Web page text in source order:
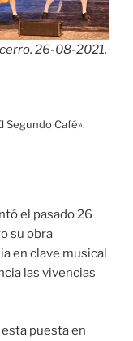
26-08-2021.
Segundo Café».
el pasado 26
su obra
en clave musical
las vivencias
puesta en